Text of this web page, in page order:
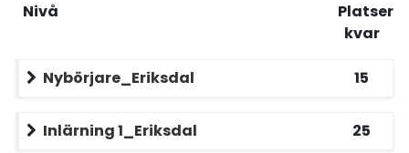
Nivå
Platser
kvar
Nybörjare_Eriksdal 15
Inlärning 1_Eriksdal 25